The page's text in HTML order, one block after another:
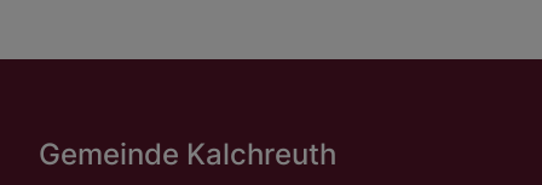
Gemeinde Kalchreuth